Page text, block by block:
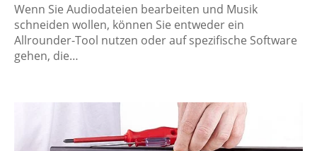
Wenn Sie Audiodateien bearbeiten und Musik
schneiden wollen, können Sie entweder ein
Allrounder-Tool nutzen oder auf spezifische Software
gehen, die…